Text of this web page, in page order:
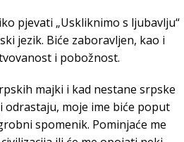
pjevati „Uskliknimo s ljubavlju“
jezik. Biće zaboravljen, kao i
i pobožnost.
majki i kad nestane srpske
odrastaju, moje ime biće poput
spomenik. Pominjaće me